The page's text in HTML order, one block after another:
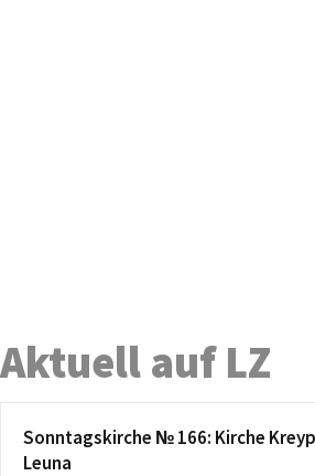
Aktuell auf LZ
Sonntagskirche № 166: Kirche
Leuna